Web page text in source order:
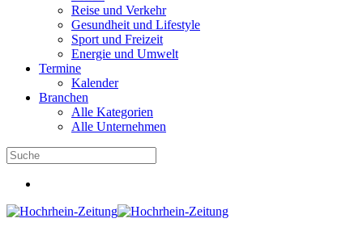
Reise und Verkehr
Gesundheit und Lifestyle
Sport und Freizeit
Energie und Umwelt
Termine
Kalender
Branchen
Alle Kategorien
Alle Unternehmen